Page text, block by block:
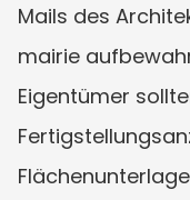
Mails des
mairie
Eigentümer